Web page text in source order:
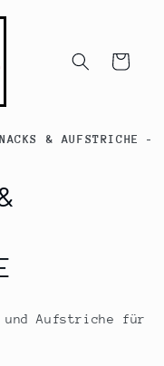
Warenkorb
& AUFSTRICHE -
und Aufstriche für